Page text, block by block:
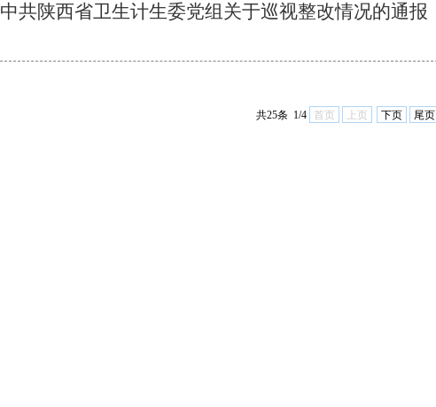
中共陕西省卫生计生委党组关于巡视整改情况的通报
共25条 1/4 首页 上页 下页 尾页